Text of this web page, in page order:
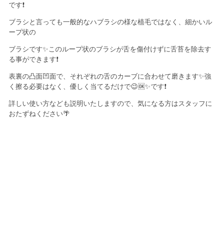
です❗
ブラシと言っても一般的なハブラシの様な植毛ではなく、細かいル
ープ状の
ブラシです✨このループ状のブラシが舌を傷付けずに舌苔を除去す
る事ができます❗
表裏の凸面凹面で、それぞれの舌のカーブに合わせて磨きます✨強
く擦る必要はなく、優しく当てるだけで😉🆗✨です❗
詳しい使い方なども説明いたしますので、気になる方はスタッフに
おたずねください🌴